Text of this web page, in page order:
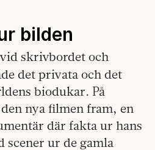
bilden
vid skrivbordet och
det privata och det
biodukar. På
nya filmen fram, en
där fakta ur hans
scener ur de gamla